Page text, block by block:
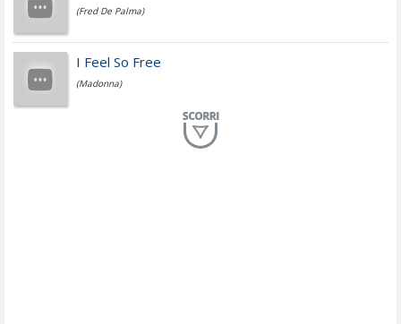
Simone Cristicchi
(Fred De Palma)
I Feel So Free
(Madonna)